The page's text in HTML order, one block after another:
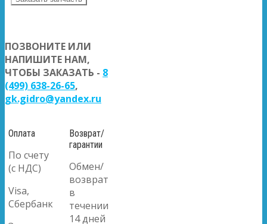
ПОЗВОНИТЕ ИЛИ
НАПИШИТЕ НАМ,
ЧТОБЫ ЗАКАЗАТЬ - 8
(499) 638-26-65,
gk.gidro@yandex.ru
Оплата
По счету
(с НДС)
Visa,
Сбербанк
Возврат/
гарантии
Обмен/
возврат
в
течении
14 дней